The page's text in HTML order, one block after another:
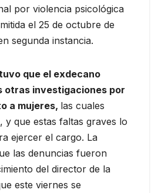
por violencia psicológica
el 25 de octubre de
segunda instancia.
que el exdecano
otras investigaciones por
a mujeres, las cuales
y que estas faltas graves lo
ejercer el cargo. La
las denuncias fueron
del director de la
este viernes se